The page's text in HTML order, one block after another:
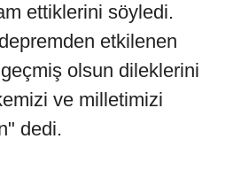
ettiklerini söyledi.
etkilenen
olsun dileklerini
ve milletimizi
dedi.